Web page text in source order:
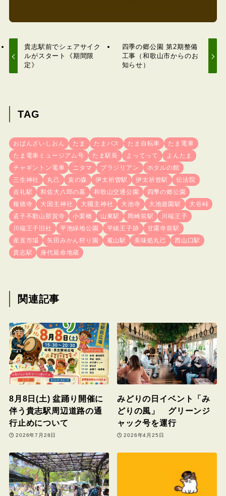
貴志駅前でシェアサイク
ルがスタート《期間限
定》
四季の郷公園 第2期整備
工事（和歌山市からのお
知らせ）
TAG
おばんざいしおん たま たまバス たま自転車
たま電車
たま電車ミュージアム号
たま駅長 よってって
よんたま
チャギントン電車
ニタマ ブラジリアン
ホタルの館
三生神社
丸己 亥の森 伊太祈曽駅 伊太祈曾駅
伝法院
吉礼駅
和佐大八郎の墓 和歌山交通公園
四季の郷公園
報徳寺
大国主神社 大國主神社 大池寺 大池遊園駅
大谷峠
孟子不動山那賀寺
小栗橋 山東駅 岡崎前駅
川端王子
川端王子旧社
平池緑地公園 平緒王子跡
甘露寺前駅
産直市場
矢田みかん狩り園 竈山駅 美味処丸己
西山口駅
貴志駅
身代延命地蔵
関連記事
8月8日(土) 盆踊り開催に
伴う貴志駅周辺道路の通
行止めについて
2026年7月28日
みどりの日イベント「み
どりの風」 グリーンジ
ャック号を運行
2026年4月25日